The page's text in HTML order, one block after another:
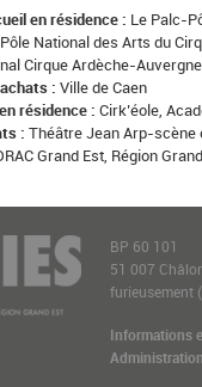
en résidence : Le Palc-
National des Arts du
Cirque Ardèche-
: Ville de Caen
résidence :Cirk’éole,
:Théâtre Jean Arp-scène
Grand Est, Région
BP 60 101
51 007
furieusement
Informations